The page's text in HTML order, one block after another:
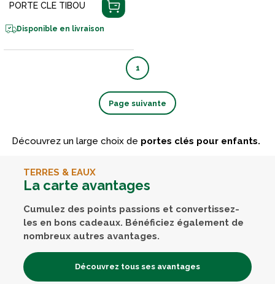
PORTE CLE TIBOU
Disponible en livraison
1
Page suivante
Découvrez un large choix de portes clés pour enfants.
TERRES & EAUX
La carte avantages
Cumulez des points passions et convertissez-
les en bons cadeaux. Bénéficiez également de
nombreux autres avantages.
Découvrez tous ses avantages